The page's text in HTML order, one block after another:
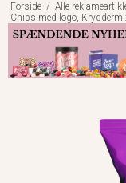
Forside / Alle
Chips med logo,